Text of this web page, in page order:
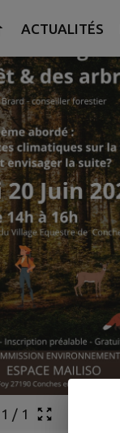
Pied de page
ACTUALITÉS
1 / 1